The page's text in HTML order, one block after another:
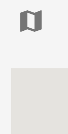
map